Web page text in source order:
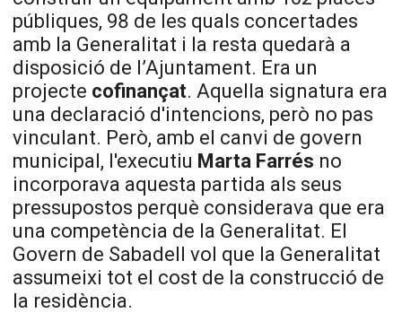
públiques, 98 de les quals concertades
amb la Generalitat i la resta quedarà a
disposició de l’Ajuntament. Era un
projecte cofinançat. Aquella signatura era
una declaració d'intencions, però no pas
vinculant. Però, amb el canvi de govern
municipal, l'executiu Marta Farrés no
incorporava aquesta partida als seus
pressupostos perquè considerava que era
una competència de la Generalitat. El
Govern de Sabadell vol que la Generalitat
assumeixi tot el cost de la construcció de
la residència.